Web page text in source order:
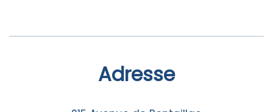
Adresse